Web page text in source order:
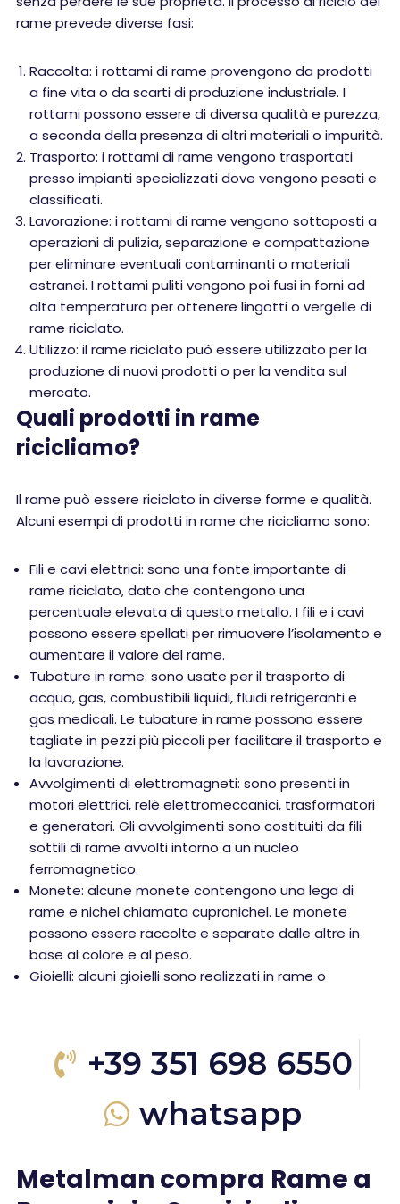
rame prevede diverse fasi:
Raccolta: i rottami di rame provengono da prodotti
a fine vita o da scarti di produzione industriale. I
rottami possono essere di diversa qualità e purezza,
a seconda della presenza di altri materiali o impurità.
Trasporto: i rottami di rame vengono trasportati
presso impianti specializzati dove vengono pesati e
classificati.
Lavorazione: i rottami di rame vengono sottoposti a
operazioni di pulizia, separazione e compattazione
per eliminare eventuali contaminanti o materiali
estranei. I rottami puliti vengono poi fusi in forni ad
alta temperatura per ottenere lingotti o vergelle di
rame riciclato.
Utilizzo: il rame riciclato può essere utilizzato per la
produzione di nuovi prodotti o per la vendita sul
mercato.
Quali prodotti in rame
ricicliamo?
Il rame può essere riciclato in diverse forme e qualità.
Alcuni esempi di prodotti in rame che ricicliamo sono:
Fili e cavi elettrici: sono una fonte importante di
rame riciclato, dato che contengono una
percentuale elevata di questo metallo. I fili e i cavi
possono essere spellati per rimuovere l’isolamento e
aumentare il valore del rame.
Tubature in rame: sono usate per il trasporto di
acqua, gas, combustibili liquidi, fluidi refrigeranti e
gas medicali. Le tubature in rame possono essere
tagliate in pezzi più piccoli per facilitare il trasporto e
la lavorazione.
Avvolgimenti di elettromagneti: sono presenti in
motori elettrici, relè elettromeccanici, trasformatori
e generatori. Gli avvolgimenti sono costituiti da fili
sottili di rame avvolti intorno a un nucleo
ferromagnetico.
Monete: alcune monete contengono una lega di
rame e nichel chiamata cupronichel. Le monete
possono essere raccolte e separate dalle altre in
base al colore e al peso.
Gioielli: alcuni gioielli sono realizzati in rame o
+39 351 698 6550
whatsapp
Metalman compra Rame a